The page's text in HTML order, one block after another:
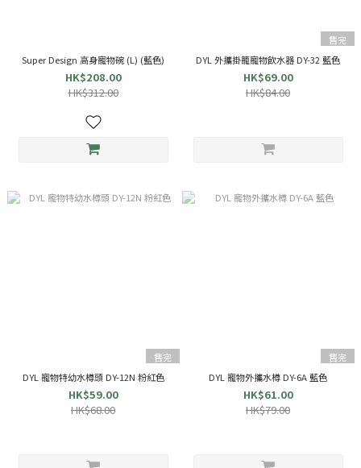
Super Design 高身寵物碗 (L) (藍色)
HK$208.00
HK$312.00
售完
DYL 外攜掛籠寵物飲水器 DY-32 藍色
HK$69.00
HK$84.00
售完
DYL 寵物特幼水樽頭 DY-12N 粉紅色
HK$59.00
HK$68.00
售完
DYL 寵物外攜水樽 DY-6A 藍色
HK$61.00
HK$79.00